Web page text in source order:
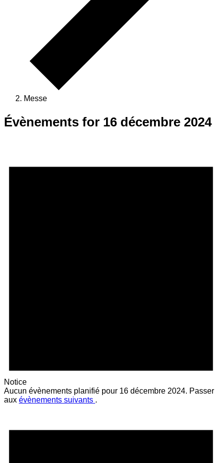
Messe
Évènements for 16 décembre 2024
Notice
Aucun évènements planifié pour 16 décembre 2024. Passer
aux évènements suivants .